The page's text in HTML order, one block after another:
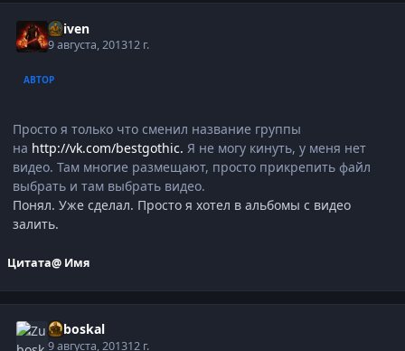
Reiven
9 августа, 201312 г.
АВТОР
Просто я только что сменил название группы
на http://vk.com/bestgothic. Я не могу кинуть, у меня нет
видео. Там многие размещают, просто прикрепить файл
выбрать и там выбрать видео.
Понял. Уже сделал. Просто я хотел в альбомы с видео
залить.
Цитата@ Имя
Zuboskal
9 августа, 201312 г.